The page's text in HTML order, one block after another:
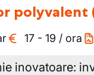
polyvalent
17 - 19 / ora
inovatoare: